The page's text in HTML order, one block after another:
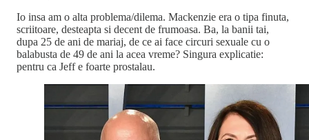
Io insa am o alta problema/dilema. Mackenzie era o tipa finuta,
scriitoare, desteapta si decent de frumoasa. Ba, la banii tai,
dupa 25 de ani de mariaj, de ce ai face circuri sexuale cu o
balabusta de 49 de ani la acea vreme? Singura explicatie:
pentru ca Jeff e foarte prostalau.